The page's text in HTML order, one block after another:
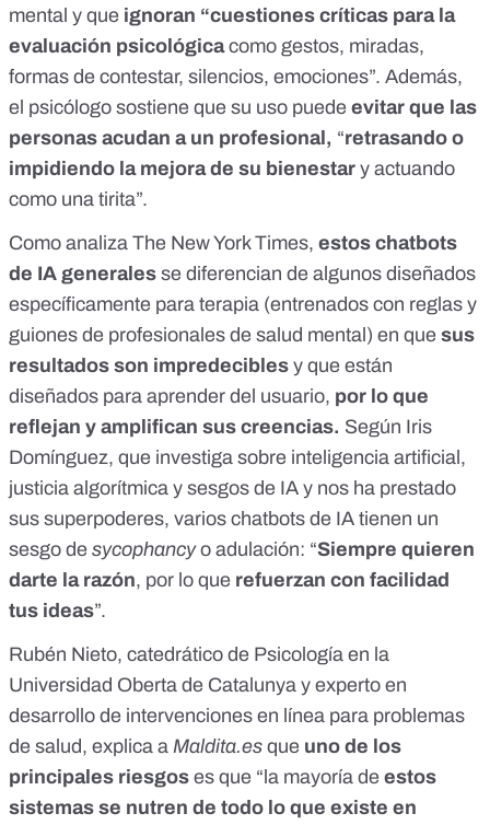
mental y que ignoran “cuestiones críticas para la
evaluación psicológicacomo gestos, miradas,
formas de contestar, silencios, emociones”. Además,
el psicólogo sostiene que su uso puede evitar que las
personas acudan a un profesional, “retrasando o
impidiendo la mejora de su bienestar y actuando
como una tirita”.
Como analiza The New York Times, estos chatbots
de IA generales se diferencian de algunos diseñados
específicamente para terapia (entrenados con reglas y
guiones de profesionales de salud mental) en que sus
resultados son impredecibles y que están
diseñados para aprender del usuario, por lo que
reflejan y amplifican sus creencias. Según Iris
Domínguez, que investiga sobre inteligencia artificial,
justicia algorítmica y sesgos de IA y nos ha prestado
sus superpoderes, varios chatbots de IA tienen un
sesgo de sycophancyo adulación: “Siempre quieren
darte la razón, por lo que refuerzan con facilidad
tus ideas”.
Rubén Nieto, catedrático de Psicología en la
Universidad Oberta de Catalunya y experto en
desarrollo de intervenciones en línea para problemas
de salud, explica a Maldita.es que uno de los
principales riesgos es que “la mayoría de estos
sistemas se nutren de todo lo que existe en